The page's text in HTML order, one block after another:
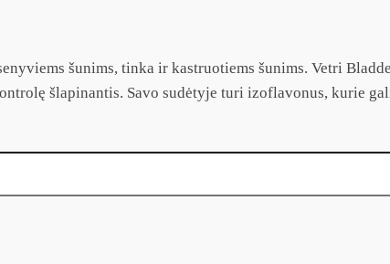
šunims, tinka ir kastruotiems šunims. Vetri
šlapinantis. Savo sudėtyje turi izoflavonus, kurie